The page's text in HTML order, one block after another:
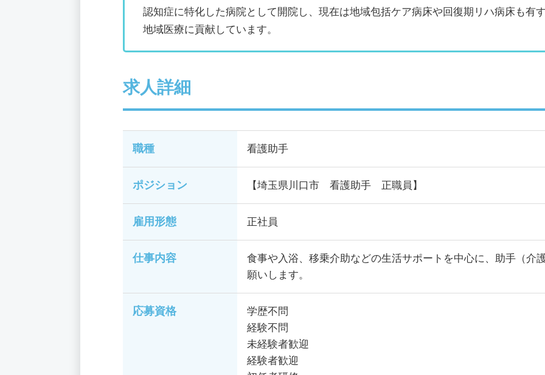
認知症に特化した病院として開院し、現在は地域包括ケア病床や回復期リハ病床も有
地域医療に貢献しています。
求人詳細
職種 看護助手
ポジション 【埼玉県川口市 看護助手 正職員】
雇用形態 正社員
仕事内容
食事や入浴、移乗介助などの生活サポートを中心に、助手（介
願いします。
応募資格
学歴不問
経験不問
未経験者歓迎
経験者歓迎